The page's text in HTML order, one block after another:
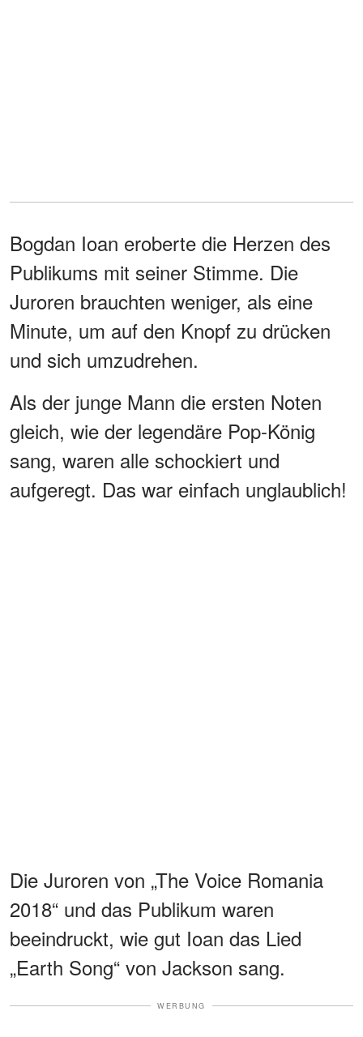
Bogdan Ioan eroberte die Herzen des
Publikums mit seiner Stimme. Die
Juroren brauchten weniger, als eine
Minute, um auf den Knopf zu drücken
und sich umzudrehen.
Als der junge Mann die ersten Noten
gleich, wie der legendäre Pop-König
sang, waren alle schockiert und
aufgeregt. Das war einfach unglaublich!
Die Juroren von „The Voice Romania
2018“ und das Publikum waren
beeindruckt, wie gut Ioan das Lied
„Earth Song“ von Jackson sang.
WERBUNG